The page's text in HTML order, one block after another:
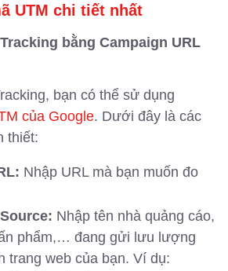
UTM chi tiết nhất
bằng Campaign URL
bạn có thể sử dụng
của Google. Dưới đây là các
thiết:
Nhập URL mà bạn muốn đo
Nhập tên nhà quảng cáo,
phẩm,… đang gửi lưu lượng
trang web của bạn. Ví dụ: